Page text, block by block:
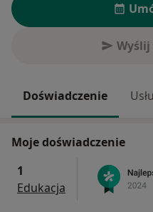
Doświadczenie
Moje doświadczenie
1
Edukacja